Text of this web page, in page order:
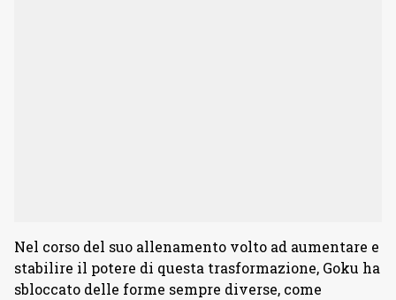
Nel corso del suo allenamento volto ad aumentare e
stabilire il potere di questa trasformazione, Goku ha
sbloccato delle forme sempre diverse, come